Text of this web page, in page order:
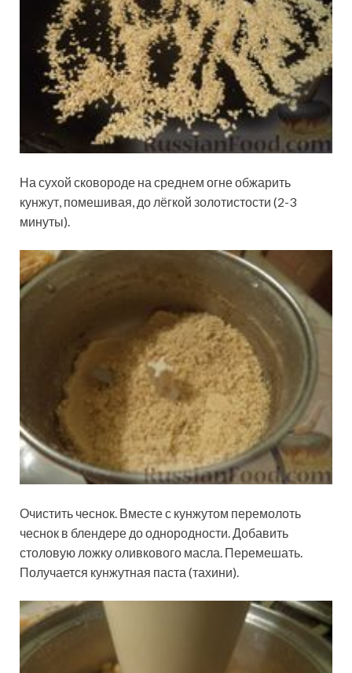
На сухой сковороде на среднем огне обжарить
кунжут, помешивая, до лёгкой золотистости (2-3
минуты).
Очистить чеснок. Вместе с кунжутом перемолоть
чеснок в блендере до однородности. Добавить
столовую ложку оливкового масла. Перемешать.
Получается кунжутная паста (тахини).